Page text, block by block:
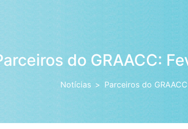
do GRAACC:
Notícias Parceiros do